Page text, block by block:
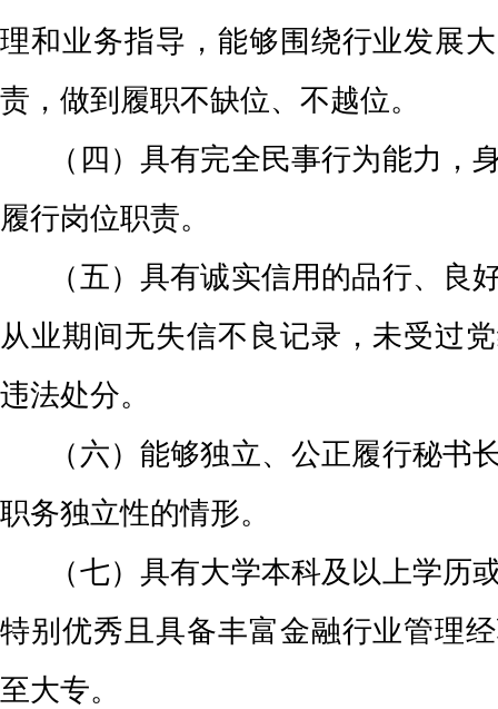
理和业务指导，能够围绕行业发展
责，做到履职不缺位、不越位。
（四）具有完全民事行为能力，
履行岗位职责。
（五）具有诚实信用的品行、良
从业期间无失信不良记录，未受过
违法处分。
（六）能够独立、公正履行秘书
职务独立性的情形。
（七）具有大学本科及以上学历
特别优秀且具备丰富金融行业管理
至大专。